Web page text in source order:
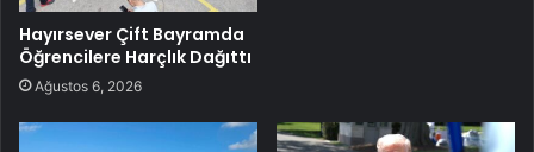
Hayırsever Çift Bayramda
Öğrencilere Harçlık Dağıttı
Ağustos 6, 2026